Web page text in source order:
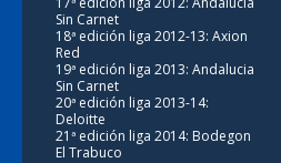
Sin Carnet
18ª edición liga 2012-13: Axion
Red
19ª edición liga 2013: Andalucia
Sin Carnet
20ª edición liga 2013-14:
Deloitte
21ª edición liga 2014: Bodegon
El Trabuco